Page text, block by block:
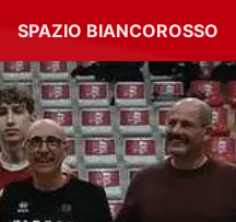
SPAZIO BIANCOROSSO